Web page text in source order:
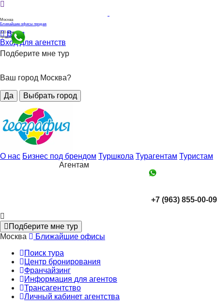
Москва
Ближайшие офисы продаж
320 офисов
продаж
Вход
Вход для агентств
Подберите мне тур
Ваш город Москва?
Да Выбрать город
О нас Бизнес под брендом Туршкола Турагентам Туристам
Агентам
+7 (963) 855-00-09
Подберите мне тур
Москва
Ближайшие офисы
Поиск тура
Центр бронирования
Франчайзинг
Информация для агентов
Трансагентство
Личный кабинет агентства